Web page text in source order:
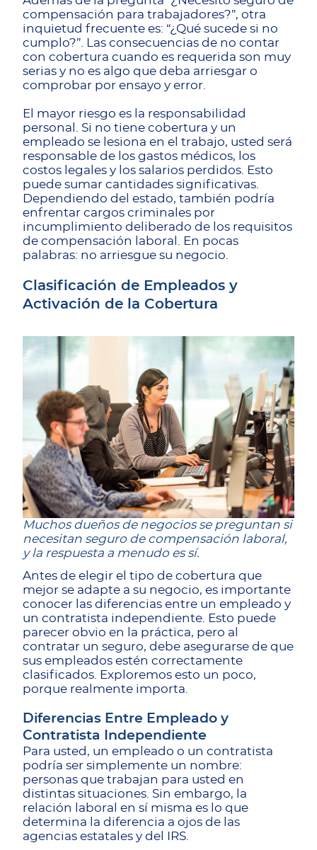
compensación para trabajadores?”, otra
inquietud frecuente es: “¿Qué sucede si no
cumplo?”. Las consecuencias de no contar
con cobertura cuando es requerida son muy
serias y no es algo que deba arriesgar o
comprobar por ensayo y error.
El mayor riesgo es la responsabilidad
personal. Si no tiene cobertura y un
empleado se lesiona en el trabajo, usted será
responsable de los gastos médicos, los
costos legales y los salarios perdidos. Esto
puede sumar cantidades significativas.
Dependiendo del estado, también podría
enfrentar cargos criminales por
incumplimiento deliberado de los requisitos
de compensación laboral. En pocas
palabras: no arriesgue su negocio.
Clasificación de Empleados y
Activación de la Cobertura
Muchos dueños de negocios se preguntan si
necesitan seguro de compensación laboral,
y la respuesta a menudo es sí.
Antes de elegir el tipo de cobertura que
mejor se adapte a su negocio, es importante
conocer las diferencias entre un empleado y
un contratista independiente. Esto puede
parecer obvio en la práctica, pero al
contratar un seguro, debe asegurarse de que
sus empleados estén correctamente
clasificados. Exploremos esto un poco,
porque realmente importa.
Diferencias Entre Empleado y
Contratista Independiente
Para usted, un empleado o un contratista
podría ser simplemente un nombre:
personas que trabajan para usted en
distintas situaciones. Sin embargo, la
relación laboral en sí misma es lo que
determina la diferencia a ojos de las
agencias estatales y del IRS.